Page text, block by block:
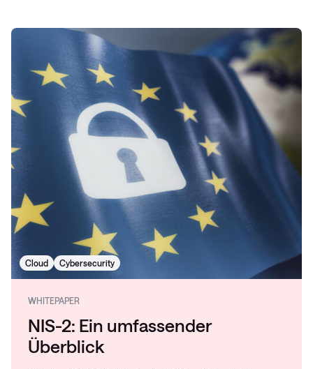
Cloud Cybersecurity
WHITEPAPER
NIS-2: Ein umfassender
Überblick